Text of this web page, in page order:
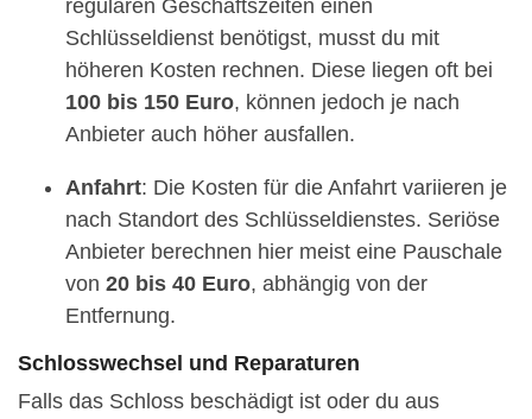
regulären Geschäftszeiten einen
Schlüsseldienst benötigst, musst du mit
höheren Kosten rechnen. Diese liegen oft bei
100 bis 150 Euro, können jedoch je nach
Anbieter auch höher ausfallen.
Anfahrt: Die Kosten für die Anfahrt variieren je
nach Standort des Schlüsseldienstes. Seriöse
Anbieter berechnen hier meist eine Pauschale
von 20 bis 40 Euro, abhängig von der
Entfernung.
Schlosswechsel und Reparaturen
Falls das Schloss beschädigt ist oder du aus